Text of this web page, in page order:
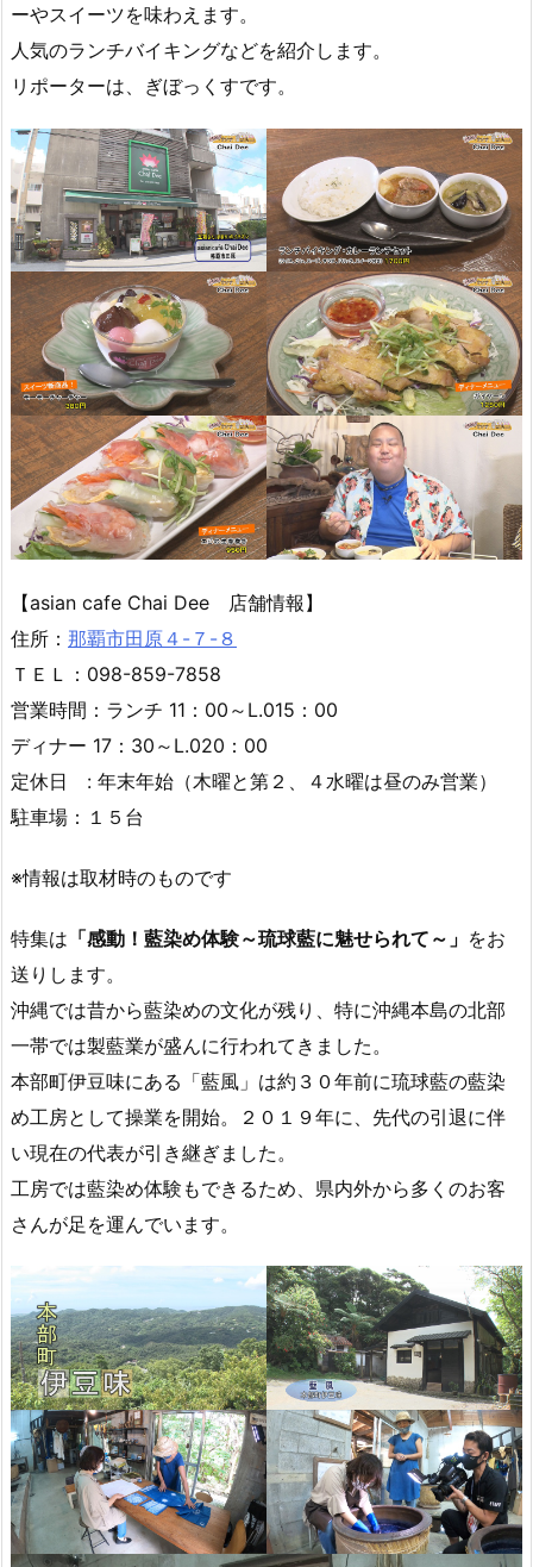
ーやスイーツを味わえます。
人気のランチバイキングなどを紹介します。
リポーターは、ぎぼっくすです。
【asian cafe Chai Dee 店舗情報】
住所： 那覇市田原４-７-８
ＴＥＬ：098-859-7858
営業時間：ランチ 11：00～L.015：00
ディナー 17：30～L.020：00
定休日 : 年末年始（木曜と第２、４水曜は昼のみ営業）
駐車場：１５台
※情報は取材時のものです
特集は 「感動！藍染め体験～琉球藍に魅せられて～」 をお
送りします。
沖縄では昔から藍染めの文化が残り、特に沖縄本島の北部
一帯では製藍業が盛んに行われてきました。
本部町伊豆味にある「藍風」は約３０年前に琉球藍の藍染
め工房として操業を開始。２０１９年に、先代の引退に伴
い現在の代表が引き継ぎました。
工房では藍染め体験もできるため、県内外から多くのお客
さんが足を運んでいます。